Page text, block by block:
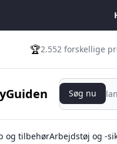
🏆2.552 forskellige
Søg nu
Søg nu
og tilbehørArbejdstøj og -